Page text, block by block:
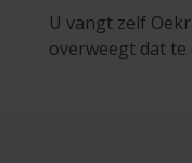
U vangt zelf
overweegt dat te